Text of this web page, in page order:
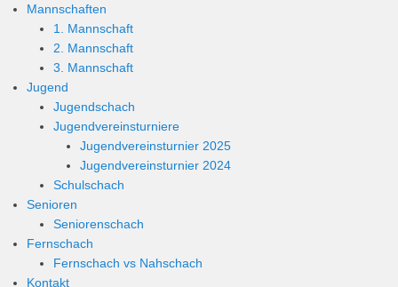
Mannschaften
1. Mannschaft
2. Mannschaft
3. Mannschaft
Jugend
Jugendschach
Jugendvereinsturniere
Jugendvereinsturnier 2025
Jugendvereinsturnier 2024
Schulschach
Senioren
Seniorenschach
Fernschach
Fernschach vs Nahschach
Kontakt